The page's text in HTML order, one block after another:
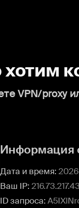
VPN/proxy
Информация
Дата и время:
Ваш IP:
ID запроса: